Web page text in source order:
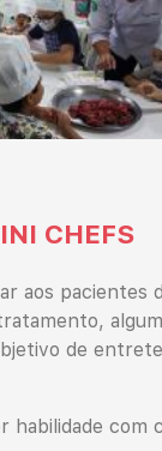
CHEFS
aos pacientes
de
habilidade com